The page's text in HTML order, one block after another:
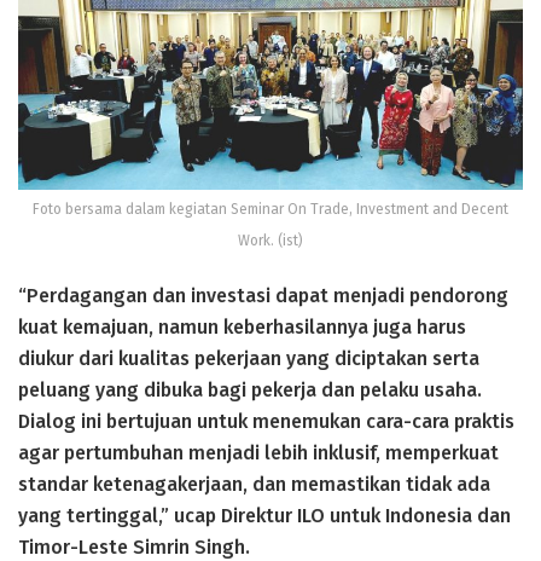
Foto bersama dalam kegiatan Seminar On Trade, Investment and Decent
Work. (ist)
“Perdagangan dan investasi dapat menjadi pendorong
kuat kemajuan, namun keberhasilannya juga harus
diukur dari kualitas pekerjaan yang diciptakan serta
peluang yang dibuka bagi pekerja dan pelaku usaha.
Dialog ini bertujuan untuk menemukan cara-cara praktis
agar pertumbuhan menjadi lebih inklusif, memperkuat
standar ketenagakerjaan, dan memastikan tidak ada
yang tertinggal,” ucap Direktur ILO untuk Indonesia dan
Timor-Leste Simrin Singh.